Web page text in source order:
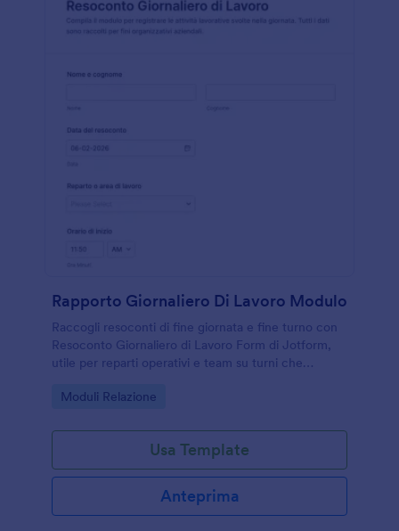
Rapporto Giornaliero Di Lavoro Modulo
Raccogli resoconti di fine giornata e fine turno con
Resoconto Giornaliero di Lavoro Form di Jotform,
utile per reparti operativi e team su turni che
coerente.
Go to Category:
Moduli Relazione
Usa Template
Anteprima